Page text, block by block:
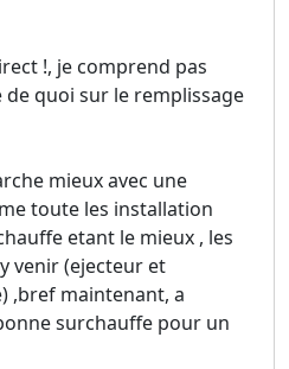
!, je comprend pas
quoi sur le remplissage
mieux avec une
toute les installation
etant le mieux , les
venir (ejecteur et
,bref maintenant, a
surchauffe pour un